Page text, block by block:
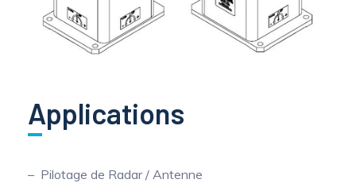
Applications
Pilotage de Radar / Antenne